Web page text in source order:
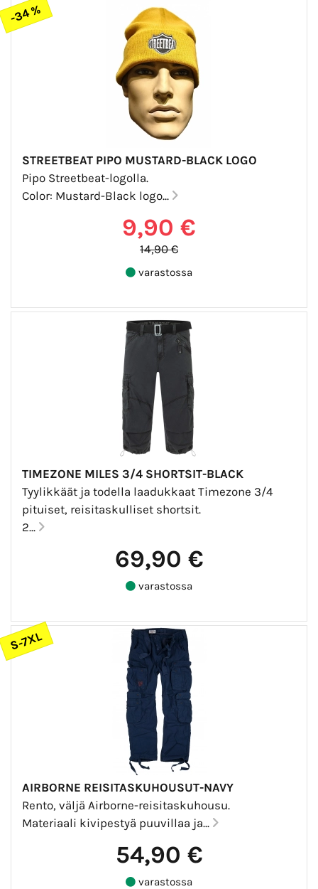
-34 %
STREETBEAT PIPO MUSTARD-BLACK LOGO
Pipo Streetbeat-logolla.
Color: Mustard-Black logo...
9,90 €
14,90 €
varastossa
TIMEZONE MILES 3/4 SHORTSIT-BLACK
Tyylikkäät ja todella laadukkaat Timezone 3/4
pituiset, reisitaskulliset shortsit.
2...
69,90 €
varastossa
S-7XL
AIRBORNE REISITASKUHOUSUT-NAVY
Rento, väljä Airborne-reisitaskuhousu.
Materiaali kivipestyä puuvillaa ja...
54,90 €
varastossa